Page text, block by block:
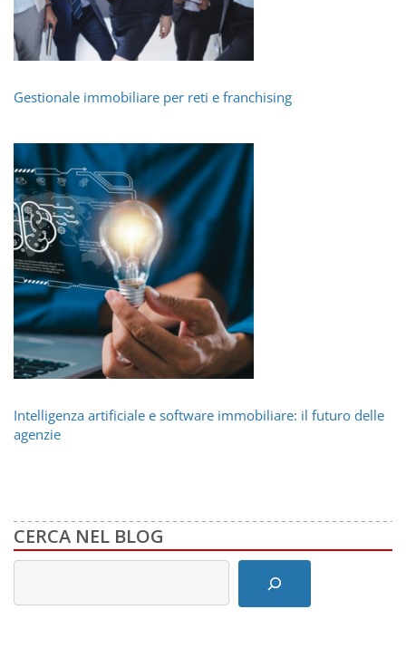
Gestionale immobiliare per reti e franchising
Intelligenza artificiale e software immobiliare: il futuro delle
agenzie
CERCA NEL BLOG